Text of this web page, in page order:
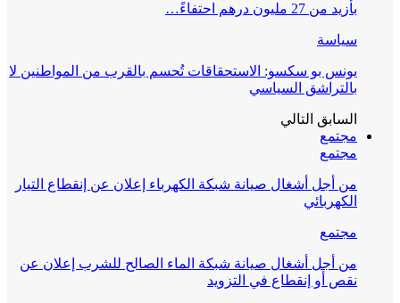
بأزيد من 27 مليون درهم احتفاءً…
سياسة
يونس بو سكسو: الاستحقاقات تُحسم بالقرب من المواطنين لا
بالتراشق السياسي
السابق التالي
مجتمع
مجتمع
من أجل أشغال صيانة شبكة الكهرباء إعلان عن إنقطاع التيار
الكهربائي
مجتمع
من أجل أشغال صيانة شبكة الماء الصالح للشرب إعلان عن
نقص أو إنقطاع في التزويد